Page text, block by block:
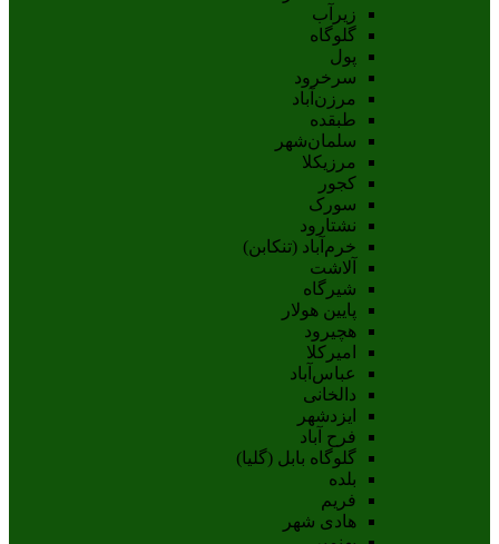
زیرآب
گلوگاه
پول
سرخرود
مرزن‌آباد
طبقده
سلمان‌شهر
مرزیکلا
کجور
سورک
نشتارود
خرم‌آباد (تنکابن)
آلاشت
شیرگاه
پایین هولار
هچیرود
امیرکلا
عباس‌آباد
دالخانی
ایزدشهر
فرح آباد
گلوگاه بابل (گلیا)
بلده
فریم
هادی شهر